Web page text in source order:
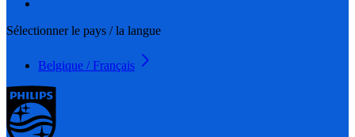
Sélectionner le pays / la langue
Belgique / Français